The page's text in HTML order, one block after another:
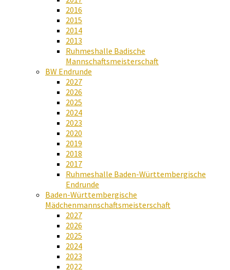
2016
2015
2014
2013
Ruhmeshalle Badische
Mannschaftsmeisterschaft
BW Endrunde
2027
2026
2025
2024
2023
2020
2019
2018
2017
Ruhmeshalle Baden-Württembergische
Endrunde
Baden-Württembergische
Mädchenmannschaftsmeisterschaft
2027
2026
2025
2024
2023
2022